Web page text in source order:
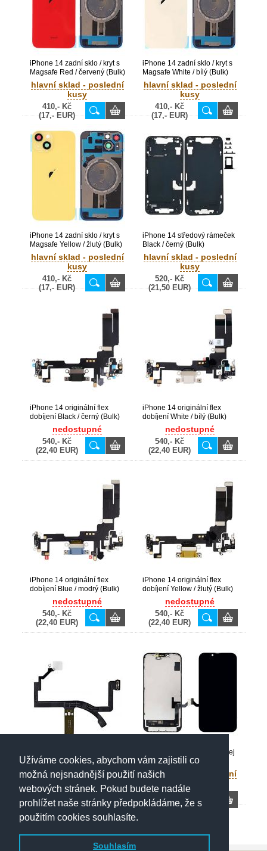
Užíváme cookies, abychom vám zajistili co
možná nejsnadnější použití našich
webových stránek. Pokud budete nadále
prohlížet naše stránky předpokládáme, že s
použitím cookies souhlasíte.
Souhlasím
iPhone 14 zadní sklo / kryt s
Magsafe Red / červený (Bulk)
hlavní sklad - poslední
kusy
410,- Kč
(17,- EUR)
iPhone 14 zadní sklo / kryt s
Magsafe White / bílý (Bulk)
hlavní sklad - poslední
kusy
410,- Kč
(17,- EUR)
iPhone 14 zadní sklo / kryt s
Magsafe Yellow / žlutý (Bulk)
hlavní sklad - poslední
kusy
410,- Kč
(17,- EUR)
iPhone 14 středový rámeček
Black / černý (Bulk)
hlavní sklad - poslední
kusy
520,- Kč
(21,50 EUR)
iPhone 14 originální flex
dobíjení Black / černý (Bulk)
nedostupné
540,- Kč
(22,40 EUR)
iPhone 14 originální flex
dobíjení White / bílý (Bulk)
nedostupné
540,- Kč
(22,40 EUR)
iPhone 14 originální flex
dobíjení Blue / modrý (Bulk)
nedostupné
540,- Kč
(22,40 EUR)
iPhone 14 originální flex
dobíjení Yellow / žlutý (Bulk)
nedostupné
540,- Kč
(22,40 EUR)
iPhone 14 originální flex
blesku (Bulk)
nedostupné
580,- Kč
(24,- EUR)
iPhone 14 Incell LCD displej
+ dotyk
hlavní sklad - poslední
kusy
(193,90 EUR)